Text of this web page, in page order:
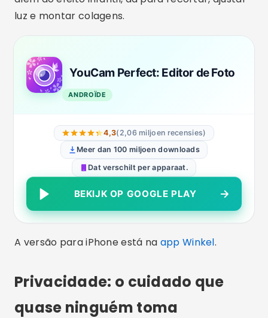
luz e montar colagens.
YouCam Perfect: Editor de Foto
ANDROÏDE
4,3(2,06 miljoen recensies)
Meer dan 100 miljoen downloads
Dat verschilt per apparaat.
BEKIJK OP GOOGLE PLAY
A versão para iPhone está na app Winkel.
Privacidade: o cuidado que
quase ninguém toma